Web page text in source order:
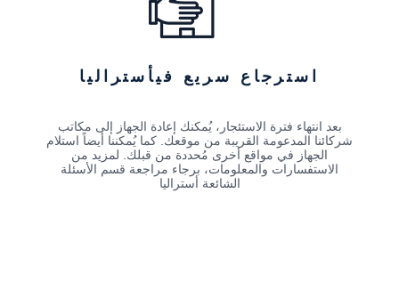
استرجاع سريع فيأستراليا
بعد انتهاء فترة الاستئجار، يُمكنك إعادة الجهاز إلى مكاتب
شركائنا المدعومة القريبة من موقعك. كما يُمكننا أيضاً استلام
الجهاز في مواقع أخرى مُحددة من قبلك. لمزيد من
الاستفسارات والمعلومات، برجاء مراجعة قسم الأسئلة
الشائعة أستراليا